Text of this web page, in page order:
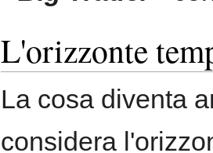
L'orizzonte
La cosa diventa
considera